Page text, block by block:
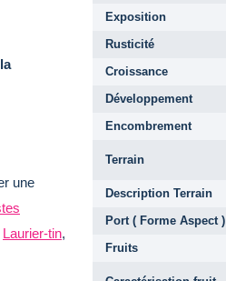
une
Laurier-tin,
Exposition
Rusticité
Croissance
Développement
Encombrement
Terrain
Description Terrain
Port ( Forme Aspect )
Fruits